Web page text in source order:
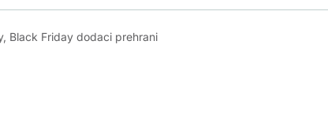
, Black Friday dodaci prehrani